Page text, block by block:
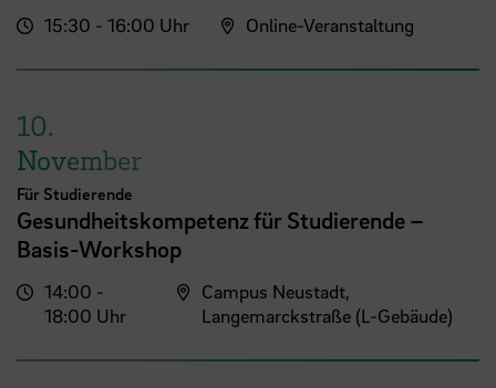
15:30 - 16:00 Uhr Online-Veranstaltung
10.
November
Für Studierende
Gesundheitskompetenz für Studierende –
Basis-Workshop
14:00 -
18:00 Uhr
Campus Neustadt,
Langemarckstraße (L-Gebäude)